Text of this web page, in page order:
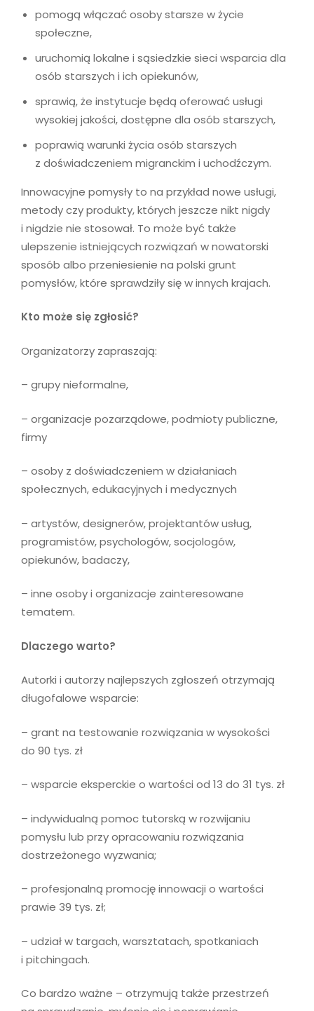
pomogą włączać osoby starsze w życie
społeczne,
uruchomią lokalne i sąsiedzkie sieci wsparcia dla
osób starszych i ich opiekunów,
sprawią, że instytucje będą oferować usługi
wysokiej jakości, dostępne dla osób starszych,
poprawią warunki życia osób starszych
z doświadczeniem migranckim i uchodźczym.
Innowacyjne pomysły to na przykład nowe usługi,
metody czy produkty, których jeszcze nikt nigdy
i nigdzie nie stosował. To może być także
ulepszenie istniejących rozwiązań w nowatorski
sposób albo przeniesienie na polski grunt
pomysłów, które sprawdziły się w innych krajach.
Kto może się zgłosić?
Organizatorzy zapraszają:
– grupy nieformalne,
– organizacje pozarządowe, podmioty publiczne,
firmy
– osoby z doświadczeniem w działaniach
społecznych, edukacyjnych i medycznych
– artystów, designerów, projektantów usług,
programistów, psychologów, socjologów,
opiekunów, badaczy,
– inne osoby i organizacje zainteresowane
tematem.
Dlaczego warto?
Autorki i autorzy najlepszych zgłoszeń otrzymają
długofalowe wsparcie:
– grant na testowanie rozwiązania w wysokości
do 90 tys. zł
– wsparcie eksperckie o wartości od 13 do 31 tys. zł
– indywidualną pomoc tutorską w rozwijaniu
pomysłu lub przy opracowaniu rozwiązania
dostrzeżonego wyzwania;
– profesjonalną promocję innowacji o wartości
prawie 39 tys. zł;
– udział w targach, warsztatach, spotkaniach
i pitchingach.
Co bardzo ważne – otrzymują także przestrzeń